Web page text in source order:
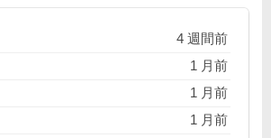
4 週間前
1 月前
1 月前
1 月前